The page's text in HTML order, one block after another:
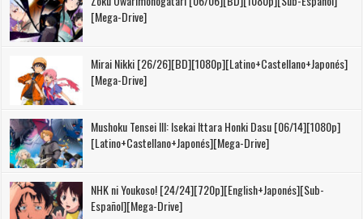
[Mega-Drive]
Mirai Nikki [26/26][BD][1080p][Latino+Castellano+Japonés]
[Mega-Drive]
Mushoku Tensei III: Isekai Ittara Honki Dasu [06/14][1080p]
[Latino+Castellano+Japonés][Mega-Drive]
NHK ni Youkoso! [24/24][720p][English+Japonés][Sub-
Español][Mega-Drive]